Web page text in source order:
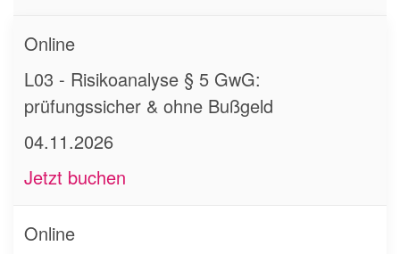
Online
L03 - Risikoanalyse § 5 GwG:
prüfungssicher & ohne Bußgeld
04.11.2026
Jetzt buchen
Online